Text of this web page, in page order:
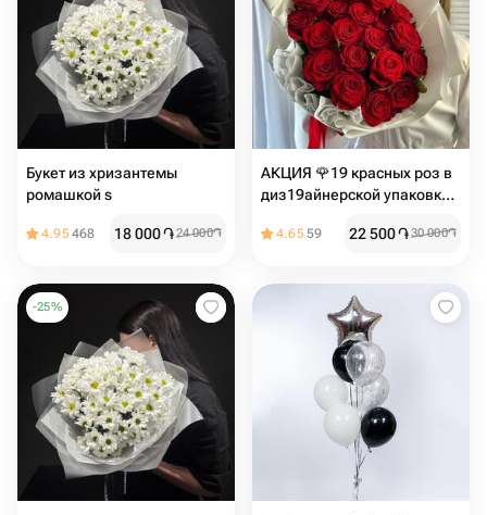
Букет из хризантемы
ромашкой s
4.95468 18 000֏24 000֏
АКЦИЯ 🌹19 красных роз в
диз19айнерской упаковке
4.6559 22 500֏30 000֏
-25%